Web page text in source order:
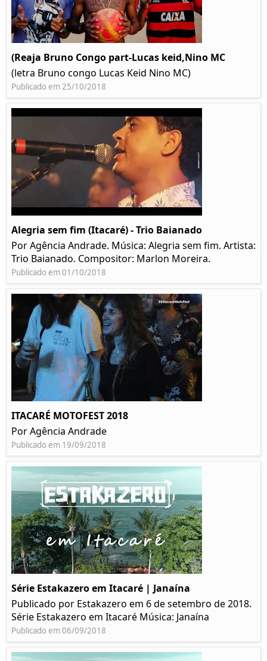
(Reaja Bruno Congo part-Lucas keid,Nino MC
(letra Bruno congo Lucas Keid Nino MC)
Publicado em 25/10/2018
Alegria sem fim (Itacaré) - Trio Baianado
Por Agência Andrade. Música: Alegria sem fim. Artista:
Trio Baianado. Compositor: Marlon Moreira.
Publicado em 01/10/2018
ITACARÉ MOTOFEST 2018
Por Agência Andrade
Publicado em 19/09/2018
Série Estakazero em Itacaré | Janaína
Publicado por Estakazero em 6 de setembro de 2018.
Série Estakazero em Itacaré Música: Janaína
Publicado em 06/09/2018